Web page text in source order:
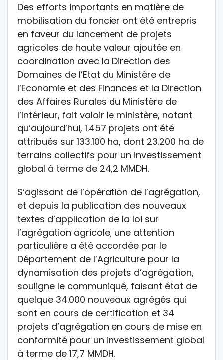
Des efforts importants en matière de
mobilisation du foncier ont été entrepris
en faveur du lancement de projets
agricoles de haute valeur ajoutée en
coordination avec la Direction des
Domaines de l’Etat du Ministère de
l’Economie et des Finances et la Direction
des Affaires Rurales du Ministère de
l’Intérieur, fait valoir le ministère, notant
qu’aujourd’hui, 1.457 projets ont été
attribués sur 133.100 ha, dont 23.200 ha de
terrains collectifs pour un investissement
global à terme de 24,2 MMDH.
S’agissant de l’opération de l’agrégation,
et depuis la publication des nouveaux
textes d’application de la loi sur
l’agrégation agricole, une attention
particulière a été accordée par le
Département de l’Agriculture pour la
dynamisation des projets d’agrégation,
souligne le communiqué, faisant état de
quelque 34.000 nouveaux agrégés qui
sont en cours de certification et 34
projets d’agrégation en cours de mise en
conformité pour un investissement global
à terme de 17,7 MMDH.